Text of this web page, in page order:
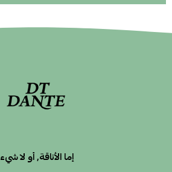
إما الأناقة, أو لا شيء